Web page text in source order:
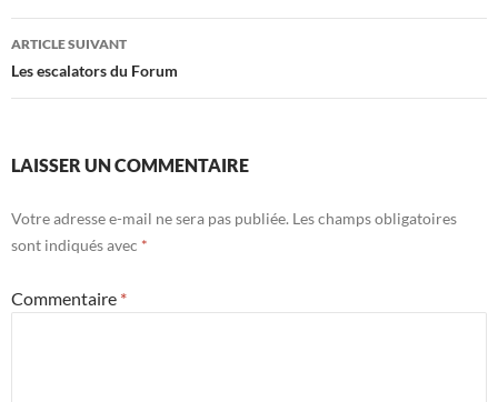
articles
ARTICLE SUIVANT
Les escalators du Forum
LAISSER UN COMMENTAIRE
Votre adresse e-mail ne sera pas publiée. Les champs obligatoires
sont indiqués avec *
Commentaire *